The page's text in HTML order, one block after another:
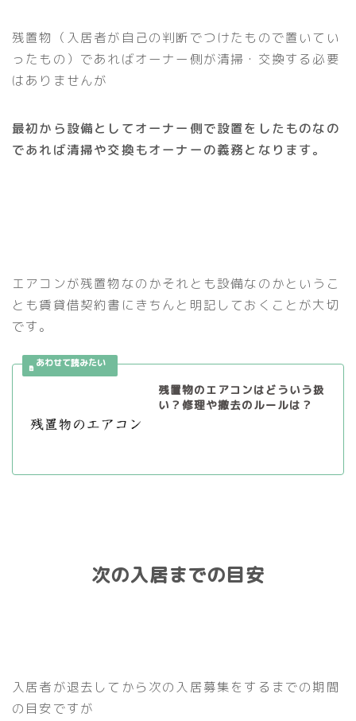
残置物（入居者が自己の判断でつけたもので置いてい
ったもの）であればオーナー側が清掃・交換する必要
はありませんが
最初から設備としてオーナー側で設置をしたものなの
であれば清掃や交換もオーナーの義務となります。
エアコンが残置物なのかそれとも設備なのかというこ
とも賃貸借契約書にきちんと明記しておくことが大切
です。
残置物のエアコンはどういう扱
い？修理や撤去のルールは？
次の入居までの目安
入居者が退去してから次の入居募集をするまでの期間
の目安ですが